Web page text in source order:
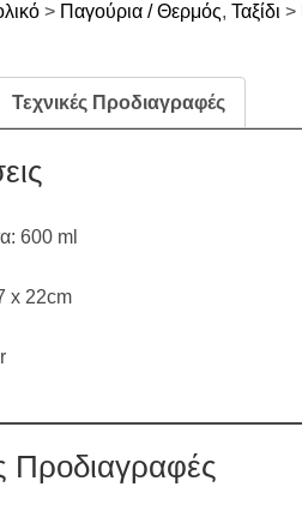
> Παγούρια / Θερμός, Ταξίδι >
Τεχνικές Προδιαγραφές
600 ml
x 22cm
Προδιαγραφές